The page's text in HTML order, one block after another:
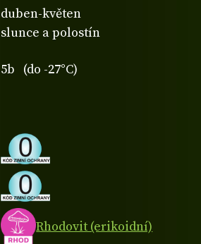
duben-květen
slunce a polostín
5b (do -27°C)
Rhodovit (erikoidní)